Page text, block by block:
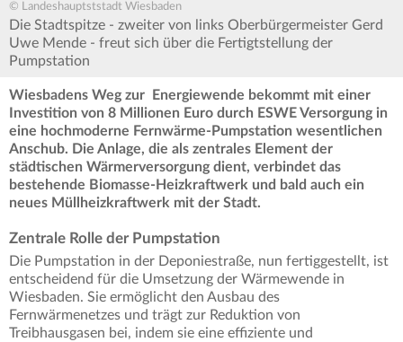
© Landeshauptststadt Wiesbaden
Die Stadtspitze - zweiter von links Oberbürgermeister Gerd
Uwe Mende - freut sich über die Fertigtstellung der
Pumpstation
Wiesbadens Weg zur Energiewende bekommt mit einer
Investition von 8 Millionen Euro durch ESWE Versorgung in
eine hochmoderne Fernwärme-Pumpstation wesentlichen
Anschub. Die Anlage, die als zentrales Element der
städtischen Wärmerversorgung dient, verbindet das
bestehende Biomasse-Heizkraftwerk und bald auch ein
neues Müllheizkraftwerk mit der Stadt.
Zentrale Rolle der Pumpstation
Die Pumpstation in der Deponiestraße, nun fertiggestellt, ist
entscheidend für die Umsetzung der Wärmewende in
Wiesbaden. Sie ermöglicht den Ausbau des
Fernwärmenetzes und trägt zur Reduktion von
Treibhausgasen bei, indem sie eine effiziente und